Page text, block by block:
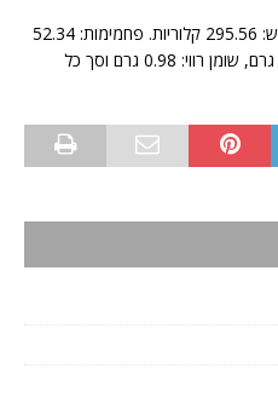
ב100 גרם של בייגל מתוק של גדרון יש: 295.56 קלוריות. פחמימות: 52.34
גרם, חלבונים: 6.79 גרם, שומן: 6.24 גרם, שומן רווי: 0.98 גרם וסך כל